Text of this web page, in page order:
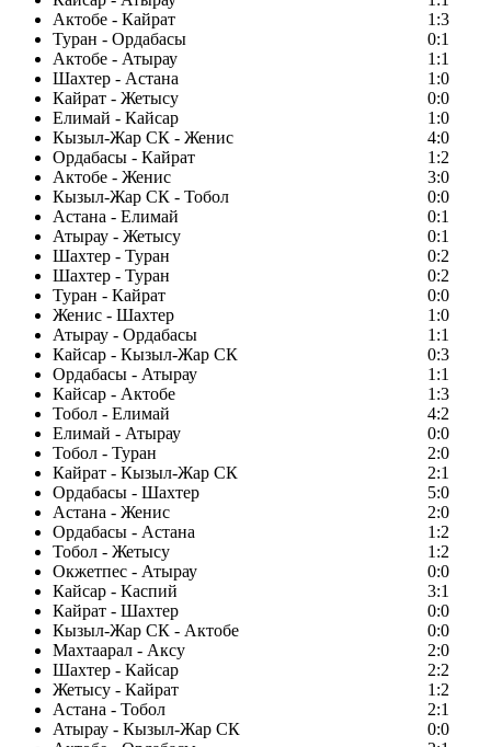
Актобе - Кайрат
1:3
Туран - Ордабасы
0:1
Актобе - Атырау
1:1
Шахтер - Астана
1:0
Кайрат - Жетысу
0:0
Елимай - Кайсар
1:0
Кызыл-Жар СК - Женис
4:0
Ордабасы - Кайрат
1:2
Актобе - Женис
3:0
Кызыл-Жар СК - Тобол
0:0
Астана - Елимай
0:1
Атырау - Жетысу
0:1
Шахтер - Туран
0:2
Шахтер - Туран
0:2
Туран - Кайрат
0:0
Женис - Шахтер
1:0
Атырау - Ордабасы
1:1
Кайсар - Кызыл-Жар СК
0:3
Ордабасы - Атырау
1:1
Кайсар - Актобе
1:3
Тобол - Елимай
4:2
Елимай - Атырау
0:0
Тобол - Туран
2:0
Кайрат - Кызыл-Жар СК
2:1
Ордабасы - Шахтер
5:0
Астана - Женис
2:0
Ордабасы - Астана
1:2
Тобол - Жетысу
1:2
Окжетпес - Атырау
0:0
Кайсар - Каспий
3:1
Кайрат - Шахтер
0:0
Кызыл-Жар СК - Актобе
0:0
Махтаарал - Аксу
2:0
Шахтер - Кайсар
2:2
Жетысу - Кайрат
1:2
Астана - Тобол
2:1
Атырау - Кызыл-Жар СК
0:0